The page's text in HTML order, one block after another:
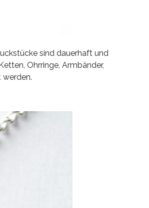
sind dauerhaft und
Ohrringe, Armbänder,
werden.